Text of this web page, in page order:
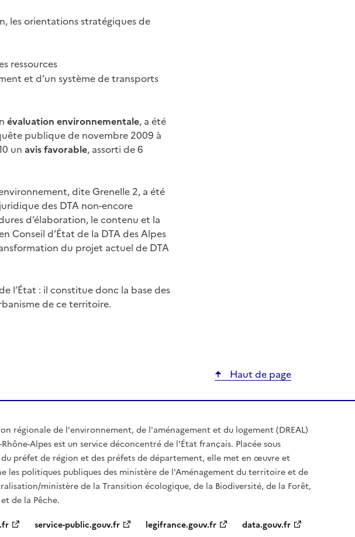
les orientations stratégiques de
ressources
et d’un système de transports
évaluation environnementale, a été
publique de novembre 2009 à
un avis favorable, assorti de 6
dite Grenelle 2, a été
des DTA non-encore
d’élaboration, le contenu et la
Conseil d’État de la DTA des Alpes
du projet actuel de DTA
l’État : il constitue donc la base des
de ce territoire.
Haut de page
régionale de l'environnement, de l'aménagement et du logement (DREAL)
Alpes est un service déconcentré de l'État français. Placée sous
préfet de région et des préfets de département, elle met en œuvre et
les politiques publiques des ministère de l'Aménagement du territoire et de
ministère de la Transition écologique, de la Biodiversité, de la Forêt,
de la Pêche.
service-public.gouv.fr legifrance.gouv.fr data.gouv.fr